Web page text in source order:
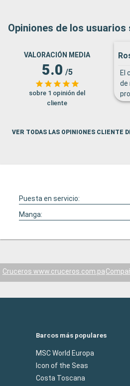
Opiniones de los
VALORACIÓN MEDIA
5.0 /5
sobre 1 opinión del
cliente
El
de
VER TODAS LAS OPINIONES CLIENTE
Puesta en servicio:
Manga:
Cruceros www.cruceros.com.pa
Barcos más populares
MSC World Europa
Icon of the Seas
Costa Toscana